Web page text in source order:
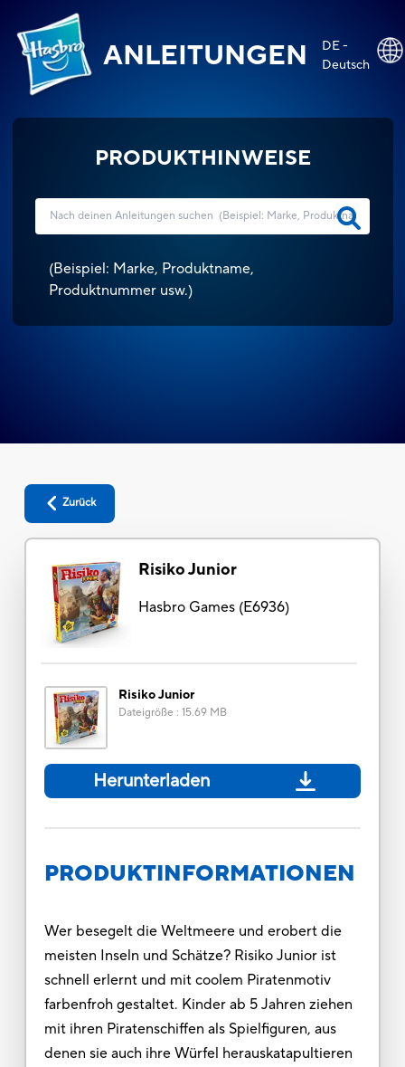
ANLEITUNGEN
DE -
Deutsch
PRODUKTHINWEISE
(Beispiel: Marke, Produktname,
Produktnummer usw.)
Zurück
Risiko Junior
Hasbro Games(E6936)
Risiko Junior
Dateigröße : 15.69 MB
Herunterladen
PRODUKTINFORMATIONEN
Wer besegelt die Weltmeere und erobert die
meisten Inseln und Schätze? Risiko Junior ist
schnell erlernt und mit coolem Piratenmotiv
farbenfroh gestaltet. Kinder ab 5 Jahren ziehen
mit ihren Piratenschiffen als Spielfiguren, aus
denen sie auch ihre Würfel herauskatapultieren